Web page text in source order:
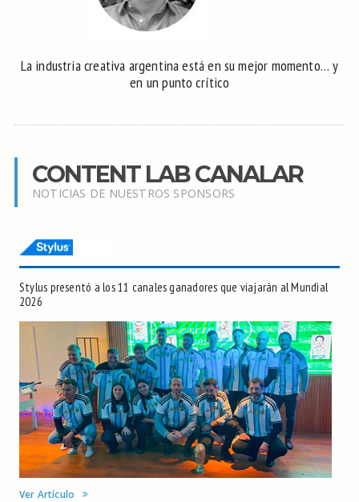
La industria creativa argentina está en su mejor momento… y
en un punto crítico
CONTENT LAB CANALAR
NOTICIAS DE NUESTROS SPONSORS
Stylus presentó a los 11 canales ganadores que viajarán al Mundial
2026
Ver Artículo